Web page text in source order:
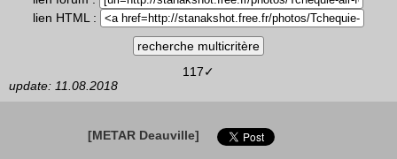
lien HTML :
117✓
update: 11.08.2018
[METAR Deauville]